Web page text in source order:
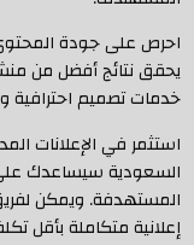
احرص على جودة
يحقق نتائج أفضل من
خدمات تصميم
استثمر في الإعلانات
السعودية سيساعدك
المستهدفة. ويمكن
إعلانية متكاملة بأقل